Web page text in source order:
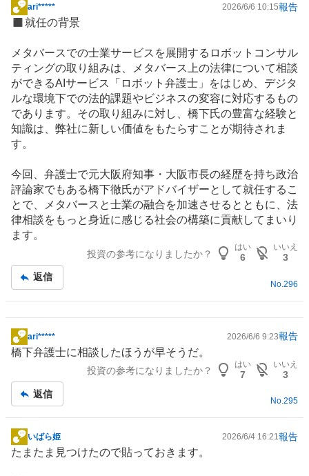
掲
示
記
事
ari***** 2026/6/6 10:15報告
◼︎就任の背景
メタバースでの士業サービスを展開する ロボット コンサル
ティングの取り組みは、メタバース上の法律について相談
ができるAIサービス「ロボット弁護士」をはじめ、デジタ
ルな環境下での法的課題やビジネスの変容に対応するもの
であります。その取り組みに対し、橋下氏の豊富な経験と
知識は、弊社に新しい価値をもたらすことが期待されま
す。
今回、弁護士で元大阪府知事・大阪市長の経歴を持ち政治
評論家でもある橋下徹氏がアドバイザーとして就任するこ
とで、メタバースと士業の融合を加速させるとともに、法
律相談をもっと身近に感じる社会の構築に貢献してまいり
ます。
投資の参考になりましたか？
はい
6
いいえ
3
返信
No. 296
掲
示
事
ari***** 2026/6/6 9:23報告
橋下弁護士に相談したほうが早そうだ。
投資の参考になりましたか？
はい
7
いいえ
3
返信
No.295
掲
示
いばら姫 2026/6/4 16:21報告
たまたま見つけたので貼っておきます。